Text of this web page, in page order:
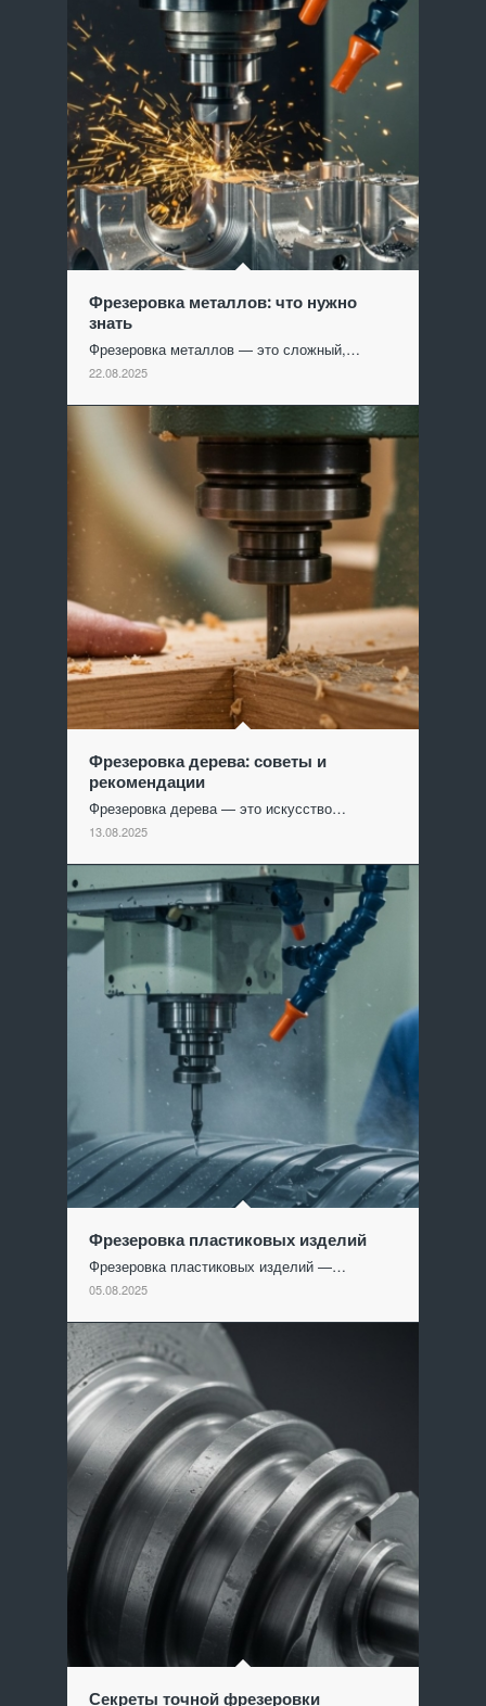
Фрезеровка металлов: что нужно
знать
Фрезеровка металлов — это сложный,…
22.08.2025
Фрезеровка дерева: советы и
рекомендации
Фрезеровка дерева — это искусство…
13.08.2025
Фрезеровка пластиковых изделий
Фрезеровка пластиковых изделий —…
05.08.2025
Секреты точной фрезеровки